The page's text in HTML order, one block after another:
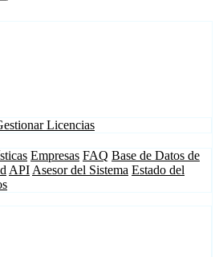
Licencias
Empresas FAQ Base de Datos de
API Asesor del Sistema Estado del